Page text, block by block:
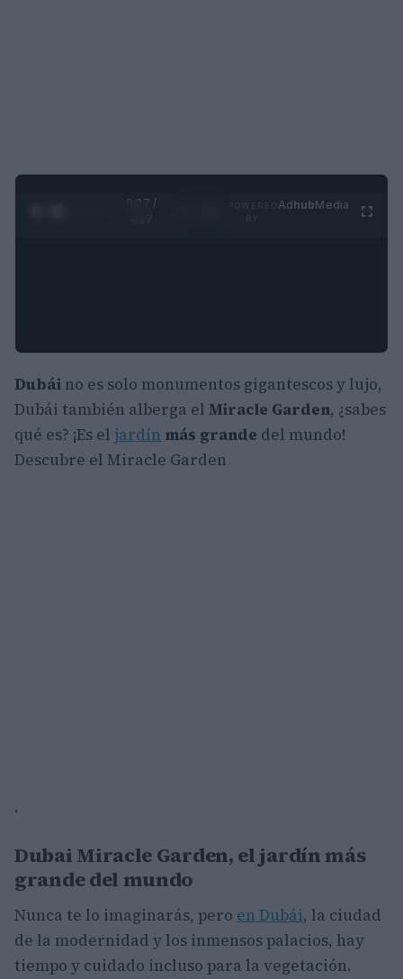
0:28 /
AdhubMedia
Dubái no es solo monumentos gigantescos y lujo,
Dubái también alberga el Miracle Garden, ¿sabes
qué es? ¡Es el jardín más grande del mundo!
Descubre el Miracle Garden
.
Dubai Miracle Garden, el jardín más
grande del mundo
Nunca te lo imaginarás, pero en Dubái, la ciudad
de la modernidad y los inmensos palacios, hay
tiempo y cuidado incluso para la vegetación.